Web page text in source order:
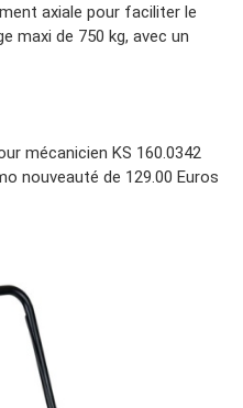
axiale pour faciliter le
maxi de 750 kg, avec un
mécanicien KS 160.0342
nouveauté de 129.00 Euros